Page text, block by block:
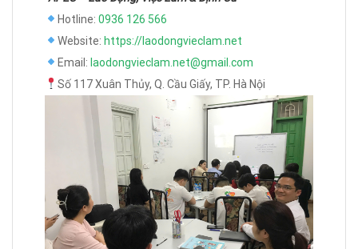
Hotline: 0936 126 566
Website: https://laodongvieclam.net
Email: laodongvieclam.net@gmail.com
Số 117 Xuân Thủy, Q. Cầu Giấy, TP. Hà Nội